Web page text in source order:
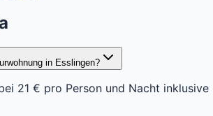
in Esslingen?
21 € pro Person und Nacht inklusive